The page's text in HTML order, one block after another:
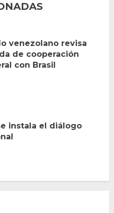
venezolano revisa
de cooperación
con Brasil
instala el diálogo